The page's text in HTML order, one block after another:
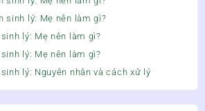
sinh lý: Mẹ nên làm gì?
lý: Mẹ nên làm gì?
lý: Mẹ nên làm gì?
lý: Nguyên nhân và cách xử lý